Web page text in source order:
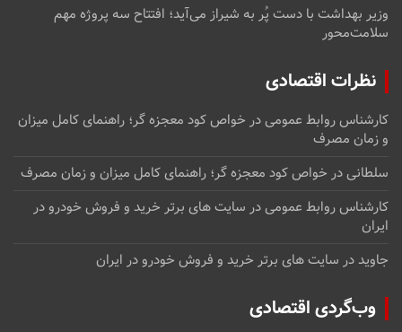
وزیر بهداشت با دست پُر به شیراز می‌آید؛ افتتاح سه پروژه مهم
سلامت‌محور
نظرات اقتصادی
کارشناس روابط عمومیدرخواص کود معجزه گر؛ راهنمای کامل میزان
و زمان مصرف
سلطانیدرخواص کود معجزه گر؛ راهنمای کامل میزان و زمان مصرف
کارشناس روابط عمومیدرسایت های برتر خرید و فروش خودرو در
ایران
جاویددرسایت های برتر خرید و فروش خودرو در ایران
وب‌گردی اقتصادی